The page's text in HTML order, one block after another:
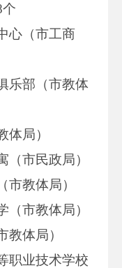
个
心（市工商
乐部（市教体
体局）
（市民政局）
市教体局）
（市教体局）
教体局）
职业技术学校